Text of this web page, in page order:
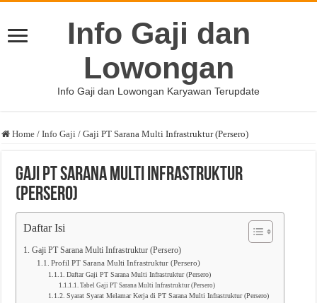
Info Gaji dan
Lowongan
Info Gaji dan Lowongan Karyawan Terupdate
Home / Info Gaji / Gaji PT Sarana Multi Infrastruktur (Persero)
Gaji PT Sarana Multi Infrastruktur
(Persero)
Daftar Isi
Gaji PT Sarana Multi Infrastruktur (Persero)
Profil PT Sarana Multi Infrastruktur (Persero)
Daftar Gaji PT Sarana Multi Infrastruktur (Persero)
Tabel Gaji PT Sarana Multi Infrastruktur (Persero)
Syarat Syarat Melamar Kerja di PT Sarana Multi Infrastruktur (Persero)